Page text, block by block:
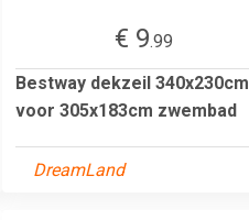
€ 9.99
Bestway dekzeil 340x230cm
voor 305x183cm zwembad
DreamLand